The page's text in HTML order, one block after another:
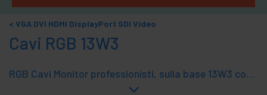
VGA DVI HDMI DisplayPort SDI Video
Cavi RGB 13W3
RGB Cavi Monitor professionisti, sulla base 13W3 connettori e cavi di alta qualità.